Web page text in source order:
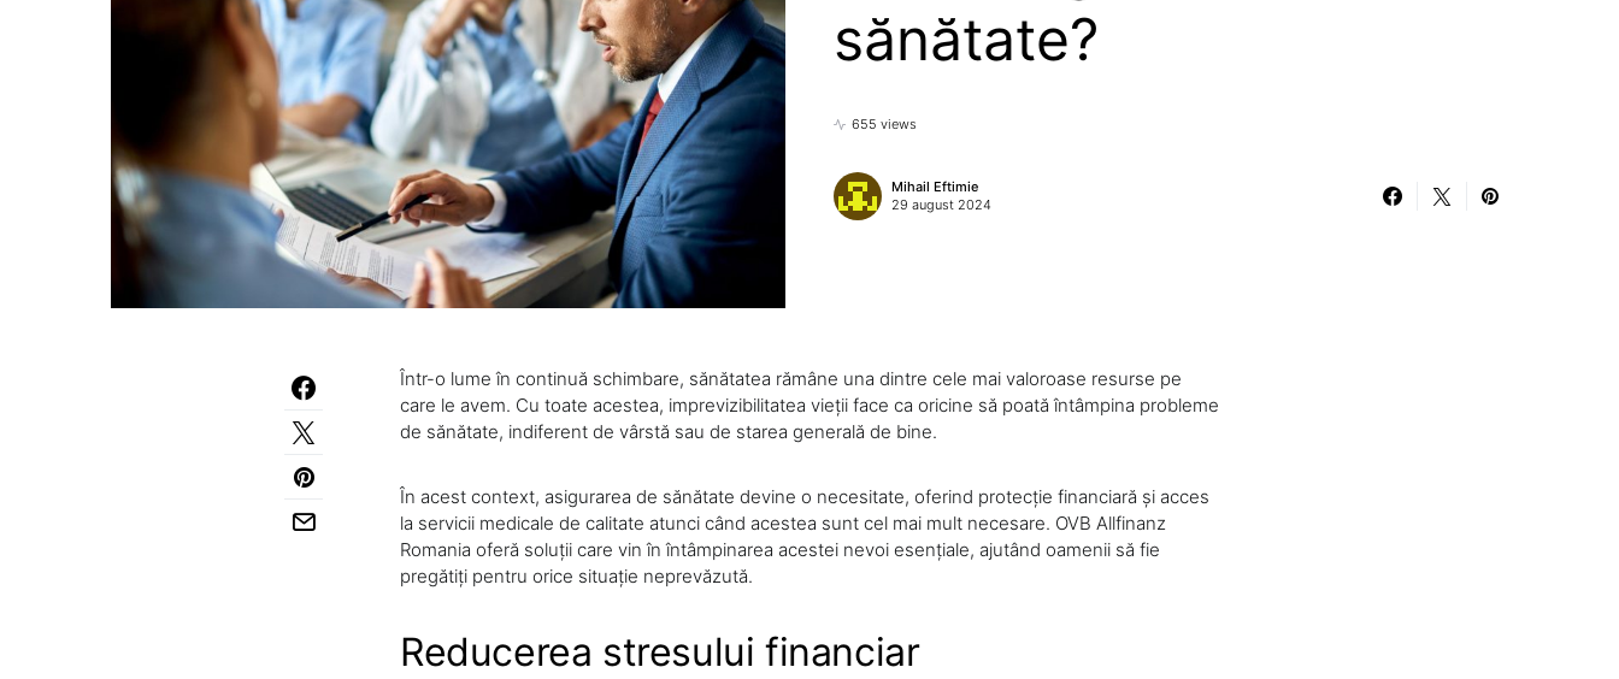
sănătate?
655 views
Mihail Eftimie
29 august 2024
Într-o lume în continuă schimbare, sănătatea rămâne una dintre cele mai valoroase resurse pe
care le avem. Cu toate acestea, imprevizibilitatea vieții face ca oricine să poată întâmpina probleme
de sănătate, indiferent de vârstă sau de starea generală de bine.
În acest context, asigurarea de sănătate devine o necesitate, oferind protecție financiară și acces
la servicii medicale de calitate atunci când acestea sunt cel mai mult necesare. OVB Allfinanz
Romania oferă soluții care vin în întâmpinarea acestei nevoi esențiale, ajutând oamenii să fie
pregătiți pentru orice situație neprevăzută.
Reducerea stresului financiar